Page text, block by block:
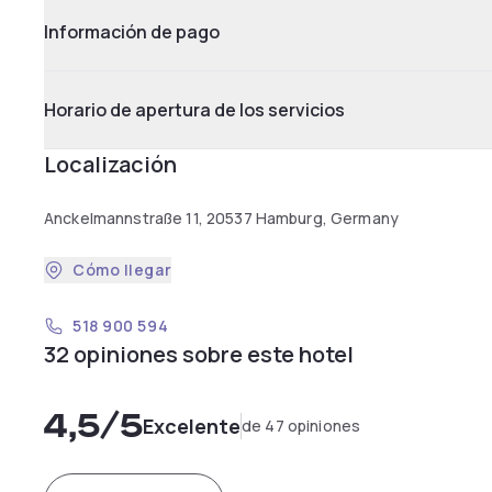
Información de pago
Horario de apertura de los servicios
Localización
Anckelmannstraße 11, 20537 Hamburg, Germany
Cómo llegar
518 900 594
32 opiniones sobre este hotel
4,5/5Excelentede 47 opiniones